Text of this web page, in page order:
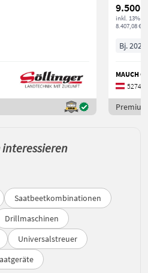
9.500 €
inkl. 13%
8.407,08 €
Bj. 2022
MAUCH
5274
interessieren
Saatbeetkombinationen
Drillmaschinen
Universalstreuer